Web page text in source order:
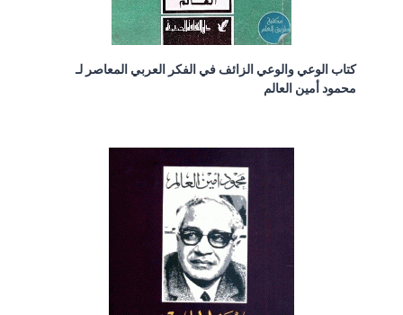
كتاب الوعي والوعي الزائف في الفكر العربي المعاصر لـ
محمود أمين العالم